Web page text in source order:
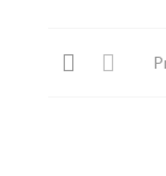
Zobacz
jako
Siatka